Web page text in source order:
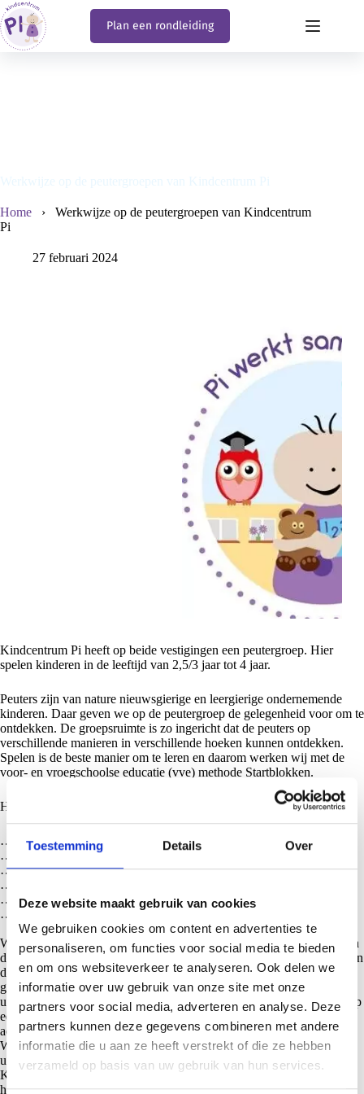
Toestemming Details Over
Deze website maakt gebruik van cookies
We gebruiken cookies om content en advertenties te
personaliseren, om functies voor social media te bieden
en om ons websiteverkeer te analyseren. Ook delen we
informatie over uw gebruik van onze site met onze
partners voor social media, adverteren en analyse. Deze
partners kunnen deze gegevens combineren met andere
informatie die u aan ze heeft verstrekt of die ze hebben
verzameld op basis van uw gebruik van hun services.
Ga
naar
de
inhoud
Plan een rondleiding
Home › Werkwijze op de peutergroepen van Kindcentrum
Pi
27 februari 2024
Kindcentrum Pi heeft op beide vestigingen een peutergroep. Hier
spelen kinderen in de leeftijd van 2,5/3 jaar tot 4 jaar.
Peuters zijn van nature nieuwsgierige en leergierige ondernemende
kinderen. Daar geven we op de peutergroep de gelegenheid voor om te
ontdekken. De groepsruimte is zo ingericht dat de peuters op
verschillende manieren in verschillende hoeken kunnen ontdekken.
Spelen is de beste manier om te leren en daarom werken wij met de
voor- en vroegschoolse educatie (vve) methode Startblokken.
Het VVE programma Startblokken staat voor:
…spel waarin het maken van contact centraal staat
…spel met ongevormde materialen, zoals zand, water en speelklei
…spel met kosteloze materialen en natuurmaterialen
…spel waarin gebouwd en geconstrueerd wordt
…spel waarin rollen worden ingevuld en spelscripts tot stand komen
…spel met lezen, schrijven en rekenen & wiskunde
We sluiten aan bij het spel wat het kind zelf interesseert. Daardoor kan
de peuter ten volle tot ontwikkeling komen. Bij de peutergroep worden
de kinderen op een speelse wijze voorbereid op de basisschool. Zo
gaan de kinderen elke ochtend in de kring en wordt er een hulpje
uitgekozen. De kinderen leren om in de hoeken te spelen en krijgen op
een creatieve manier met letters en cijfers te maken. Er worden leuke
activiteiten aangeboden en de zelfredzaamheid wordt gestimuleerd.
Wanneer een peuter bijna 4 jaar is worden de kinderen steeds meer
uitgedaagd en voorbereid op de basisschool. Er zal vanuit
Kindcentrum Pi een warme overdracht zijn naar de basisschool waar
het kind naar toe gaat. Zo kan elk kind en ouder met vertrouwen de